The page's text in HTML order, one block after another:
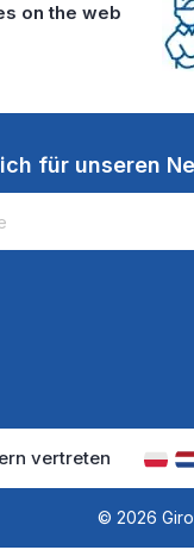
on the web
für unseren
vertreten
© 2026